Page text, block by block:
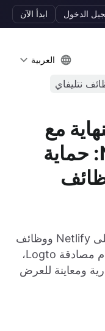
الدخول ابدأ الآن
العربية
نتليفاي
مع
Logto على Netlify: حماية
يظهر كيفية تأمين تطبيقات الويب على Netlify ووظائف
الخوادم الخالية من الخوادم باستخدام مصادقة Logto،
ومعاينة للعرض